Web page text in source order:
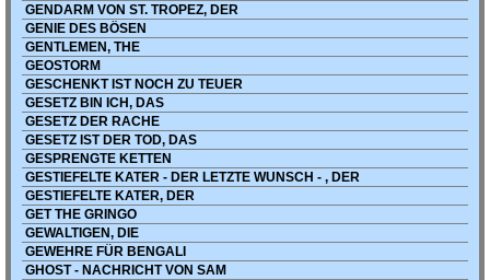
GENDARM VON ST. TROPEZ, DER
GENIE DES BÖSEN
GENTLEMEN, THE
GEOSTORM
GESCHENKT IST NOCH ZU TEUER
GESETZ BIN ICH, DAS
GESETZ DER RACHE
GESETZ IST DER TOD, DAS
GESPRENGTE KETTEN
GESTIEFELTE KATER - DER LETZTE WUNSCH - , DER
GESTIEFELTE KATER, DER
GET THE GRINGO
GEWALTIGEN, DIE
GEWEHRE FÜR BENGALI
GHOST - NACHRICHT VON SAM